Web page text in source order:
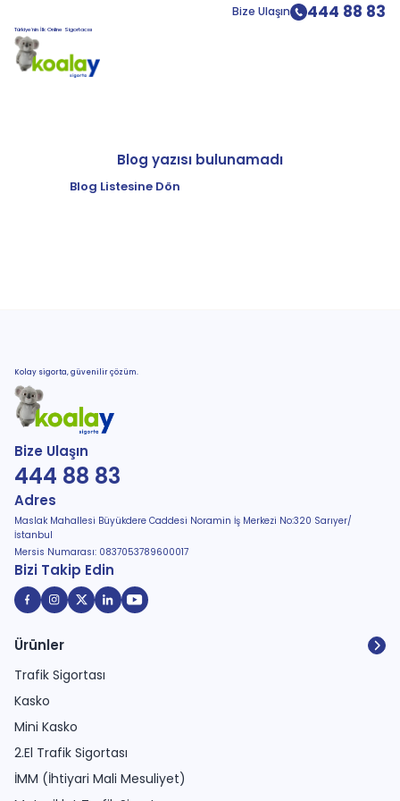
Bize Ulaşın 444 88 83
Türkiye’nin İlk Online Sigortacısı
Blog yazısı bulunamadı
Blog Listesine Dön
Kolay sigorta, güvenilir çözüm.
Bize Ulaşın
444 88 83
Adres
Maslak Mahallesi Büyükdere Caddesi Noramin İş Merkezi No:320 Sarıyer/
İstanbul
Mersis Numarası: 0837053789600017
Bizi Takip Edin
Ürünler
Trafik Sigortası
Kasko
Mini Kasko
2.El Trafik Sigortası
İMM (İhtiyari Mali Mesuliyet)